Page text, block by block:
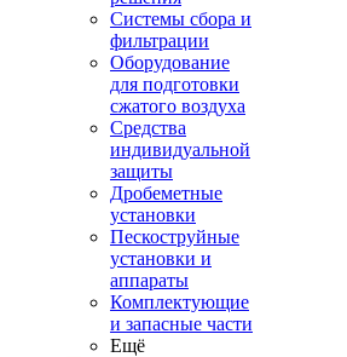
Системы сбора и
фильтрации
Оборудование
для подготовки
сжатого воздуха
Средства
индивидуальной
защиты
Дробеметные
установки
Пескоструйные
установки и
аппараты
Комплектующие
и запасные части
Ещё